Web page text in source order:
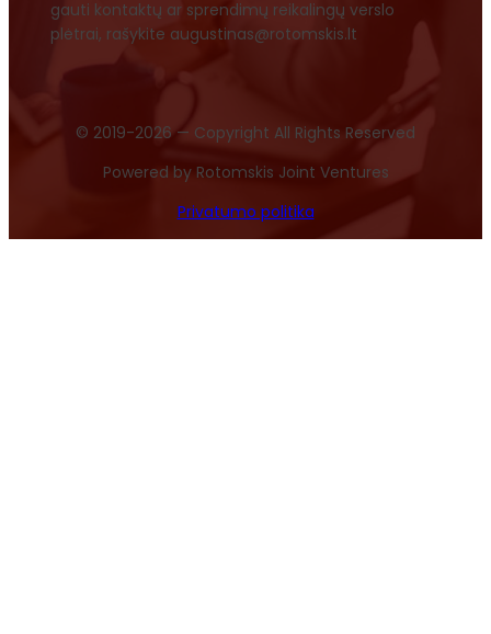
gauti kontaktų ar sprendimų reikalingų verslo
plėtrai, rašykite augustinas@rotomskis.lt
© 2019-2026 — Copyright All Rights Reserved
Powered by Rotomskis Joint Ventures
Privatumo politika